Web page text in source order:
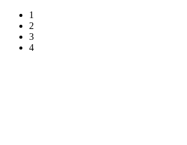
1
2
3
4